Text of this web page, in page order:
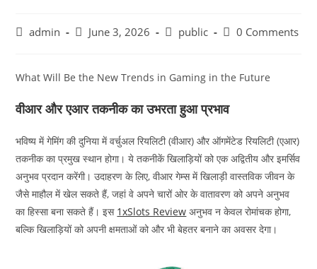
admin June 3, 2026 public 0 Comments
What Will Be the New Trends in Gaming in the Future
वीआर और एआर तकनीक का उभरता हुआ प्रभाव
भविष्य में गेमिंग की दुनिया में वर्चुअल रियलिटी (वीआर) और ऑगमेंटेड रियलिटी (एआर)
तकनीक का प्रमुख स्थान होगा। ये तकनीकें खिलाड़ियों को एक अद्वितीय और इमर्सिव
अनुभव प्रदान करेंगी। उदाहरण के लिए, वीआर गेम्स में खिलाड़ी वास्तविक जीवन के
जैसे माहौल में खेल सकते हैं, जहां वे अपने चारों ओर के वातावरण को अपने अनुभव
का हिस्सा बना सकते हैं। इस 1xSlots Review अनुभव न केवल रोमांचक होगा,
बल्कि खिलाड़ियों को अपनी क्षमताओं को और भी बेहतर बनाने का अवसर देगा।